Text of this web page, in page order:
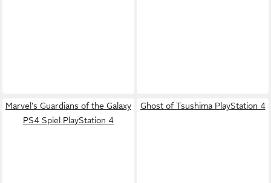
Marvel's Guardians of the Galaxy
PS4 Spiel PlayStation 4
Ghost of Tsushima PlayStation 4